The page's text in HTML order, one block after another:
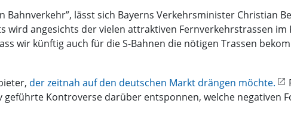
Bahnverkehr”, lässt sich Bayerns Verkehrsminister Christian
wird angesichts der vielen attraktiven Fernverkehrstrassen
wir künftig auch für die S-Bahnen die nötigen Trassen
der zeitnah auf den deutschen Markt drängen möchte.
Kontroverse darüber entsponnen, welche negativen